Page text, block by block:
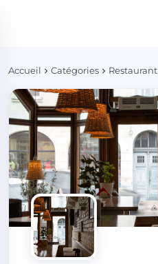
Accueil Catégories Restaurant